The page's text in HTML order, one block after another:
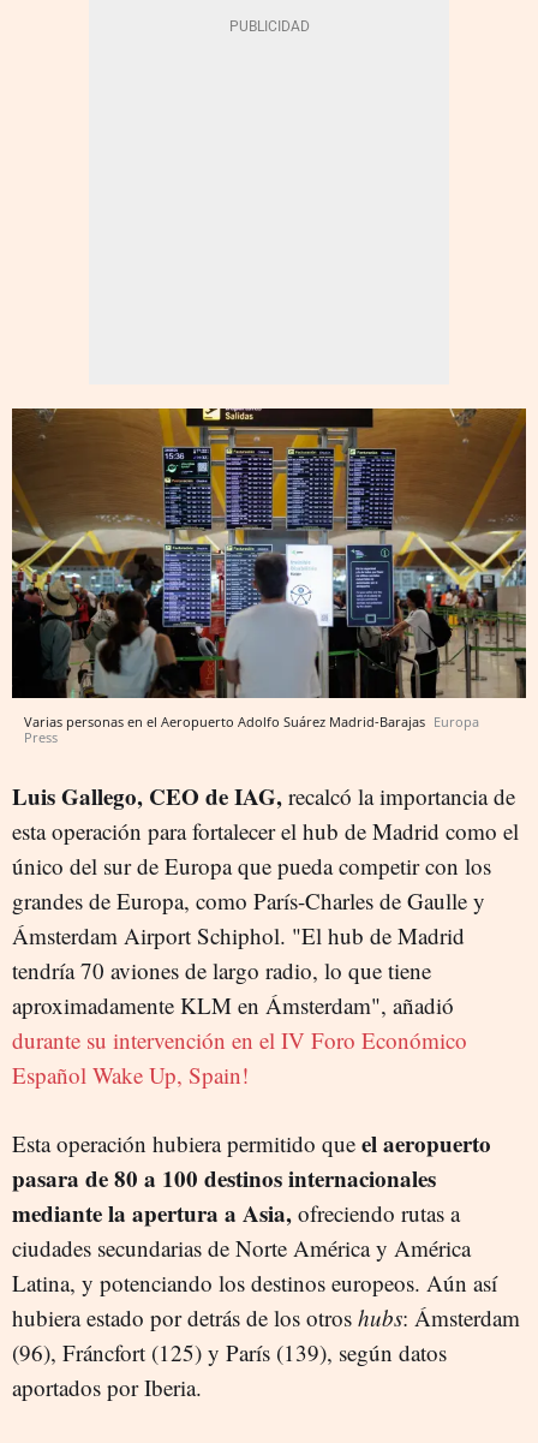
Varias personas en el Aeropuerto Adolfo Suárez Madrid-Barajas Europa
Press
Luis Gallego, CEO de IAG, recalcó la importancia de
esta operación para fortalecer el hub de Madrid como el
único del sur de Europa que pueda competir con los
grandes de Europa, como París-Charles de Gaulle y
Ámsterdam Airport Schiphol. "El hub de Madrid
tendría 70 aviones de largo radio, lo que tiene
aproximadamente KLM en Ámsterdam", añadió
durante su intervención en el IV Foro Económico
Español Wake Up, Spain!
Esta operación hubiera permitido que el aeropuerto
pasara de 80 a 100 destinos internacionales
mediante la apertura a Asia, ofreciendo rutas a
ciudades secundarias de Norte América y América
Latina, y potenciando los destinos europeos. Aún así
hubiera estado por detrás de los otros hubs: Ámsterdam
(96), Fráncfort (125) y París (139), según datos
aportados por Iberia.